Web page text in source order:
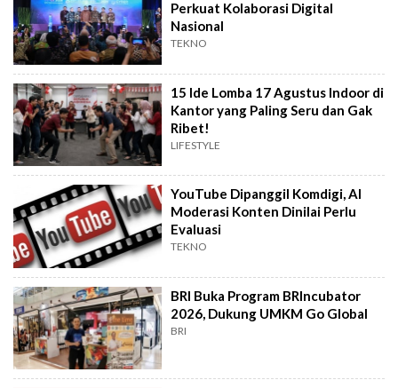
Perkuat Kolaborasi Digital
Nasional
TEKNO
15 Ide Lomba 17 Agustus Indoor di
Kantor yang Paling Seru dan Gak
Ribet!
LIFESTYLE
YouTube Dipanggil Komdigi, AI
Moderasi Konten Dinilai Perlu
Evaluasi
TEKNO
BRI Buka Program BRIncubator
2026, Dukung UMKM Go Global
BRI